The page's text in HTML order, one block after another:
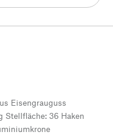
Eisengrauguss
Stellfläche: 36 Haken